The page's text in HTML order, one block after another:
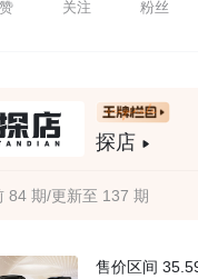
关注 粉丝
探店
84 期/更新至 137 期
售价区间